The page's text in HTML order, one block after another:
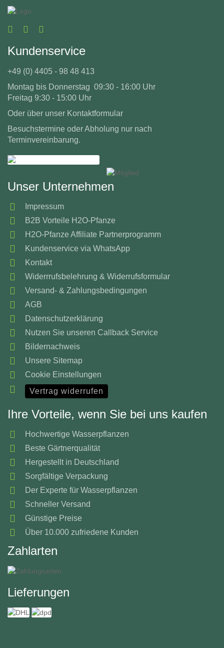
Kundenservice
+49 (0) 4405 - 98 48 413
Montag bis Donnerstag 09:30 - 16:00 Uhr
Freitag 9:30 - 15:00 Uhr
Oder über unser Kontaktformular
Besuchstermine oder Abholung nur nach
Terminvereinbarung.
Unser Unternehmen
Impressum
B2B Vorteile H2O-Pfanze
H2O-Pfanze Affiliate Partnerprogramm
Kundenservice via WhatsApp
Kontakt
Widerrrufsbelehrung & Widerrufsformular
Versand- & Zahlungsbedingungen
AGB
Datenschutzerklärung
Nutzen Sie unseren Callback Service
Bildernachweis
Unsere Sitemap
Cookie Einstellungen
Vertrag widerrufen
Ihre Vorteile, wenn Sie bei uns kaufen
Hochwertige Wasserpflanzen
Beste Gärtnerqualität
Hergestellt in Deutschland
Sorgfältige Verpackung
Der Experte für Wasserpflanzen
Schneller Versand
Günstige Preise
Über 10.000 zufriedene Kunden
Zahlarten
Lieferungen